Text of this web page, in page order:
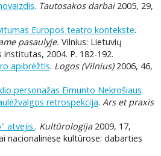
. Tautosakos darbai2005, 29,
Europos teatro kontekste.
pasaulyje. Vilnius: Lietuvių
2004. P. 182-192.
apibrėžtis. Logos (Vilnius)2006, 46,
personažas Eimunto Nekrošiaus
retrospekcija. Ars et praxis
atvejis.. Kultūrologija2009, 17,
nacionalinėse kultūrose: dabarties